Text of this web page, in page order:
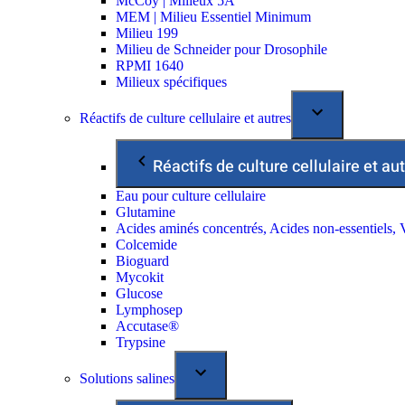
MEM | Milieu Essentiel Minimum
Milieu 199
Milieu de Schneider pour Drosophile
RPMI 1640
Milieux spécifiques
Réactifs de culture cellulaire et autres
Réactifs de culture cellulaire et
Eau pour culture cellulaire
Glutamine
Acides aminés concentrés, Acides non-essentiels,
Colcemide
Bioguard
Mycokit
Glucose
Lymphosep
Accutase®
Trypsine
Solutions salines